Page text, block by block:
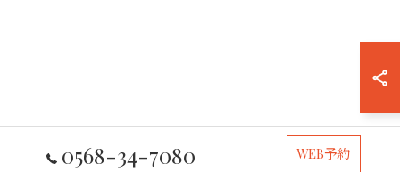
0568-34-7080 WEB予約